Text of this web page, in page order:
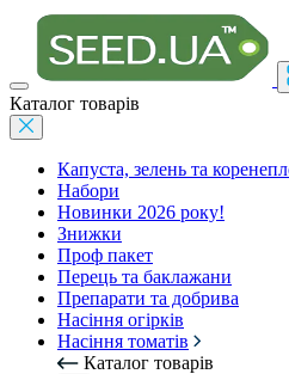
Каталог товарів
Капуста, зелень та
Набори
Новинки 2026 року!
Знижки
Проф пакет
Перець та баклажани
Препарати та добрива
Насіння огірків
Насіння томатів
Каталог товарів